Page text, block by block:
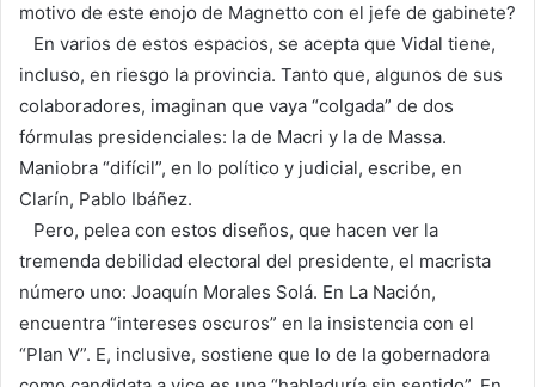
motivo de este enojo de Magnetto con el jefe de gabinete?
En varios de estos espacios, se acepta que Vidal tiene,
incluso, en riesgo la provincia. Tanto que, algunos de sus
colaboradores, imaginan que vaya “colgada” de dos
fórmulas presidenciales: la de Macri y la de Massa.
Maniobra “difícil”, en lo político y judicial, escribe, en
Clarín, Pablo Ibáñez.
Pero, pelea con estos diseños, que hacen ver la
tremenda debilidad electoral del presidente, el macrista
número uno: Joaquín Morales Solá. En La Nación,
encuentra “intereses oscuros” en la insistencia con el
“Plan V”. E, inclusive, sostiene que lo de la gobernadora